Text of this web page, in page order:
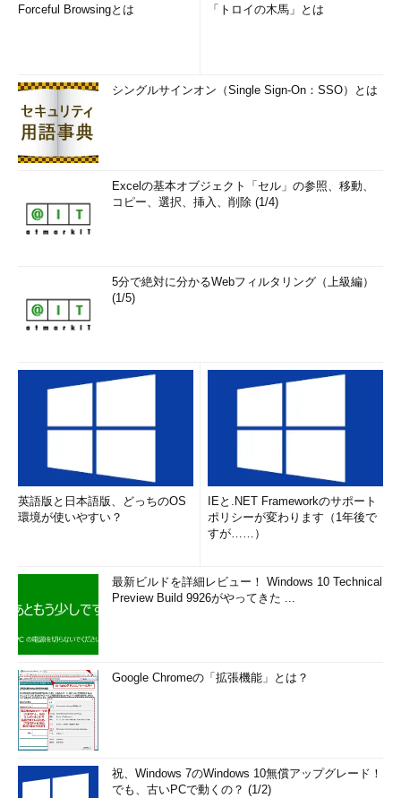
Forceful Browsingとは 「トロイの木馬」とは
シングルサインオン（Single Sign-On：SSO）とは
Excelの基本オブジェクト「セル」の参照、移動、
コピー、選択、挿入、削除 (1/4)
5分で絶対に分かるWebフィルタリング（上級編）
(1/5)
英語版と日本語版、どっちのOS
環境が使いやすい？
IEと.NET Frameworkのサポート
ポリシーが変わります（1年後で
すが……）
最新ビルドを詳細レビュー！ Windows 10 Technical
Preview Build 9926がやってきた ...
Google Chromeの「拡張機能」とは？
祝、Windows 7のWindows 10無償アップグレード！
でも、古いPCで動くの？ (1/2)